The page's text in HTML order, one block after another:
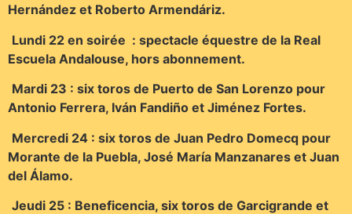
Hernández et Roberto Armendáriz.
Lundi 22 en soirée : spectacle équestre de la Real
Escuela Andalouse, hors abonnement.
Mardi 23 : six toros de Puerto de San Lorenzo pour
Antonio Ferrera, Iván Fandiño et Jiménez Fortes.
Mercredi 24 : six toros de Juan Pedro Domecq pour
Morante de la Puebla, José María Manzanares et Juan
del Álamo.
Jeudi 25 : Beneficencia, six toros de Garcigrande et